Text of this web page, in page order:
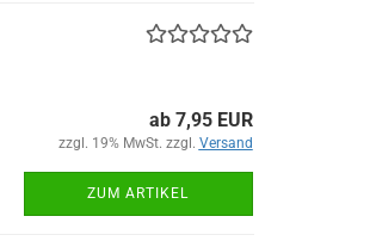
ab 7,95 EUR
zzgl. 19% MwSt. zzgl. Versand
ZUM ARTIKEL